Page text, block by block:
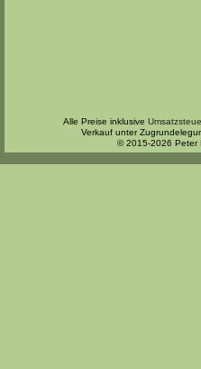
Alle Preise inklusive
Verkauf unter
© 2015-2026 Peter